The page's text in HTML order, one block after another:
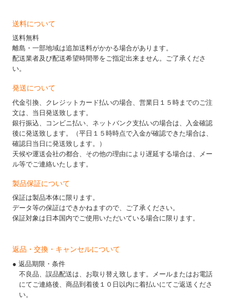
送料について
送料無料
離島・一部地域は追加送料がかかる場合があります。
配送業者及び配送希望時間帯をご指定出来ません。ご了承くださ
い。
発送について
代金引換、クレジットカード払いの場合、営業日１５時までのご注
文は、当日発送致します。
銀行振込、コンビニ払い、ネットバンク支払いの場合は、入金確認
後に発送致します。（平日１５時時点で入金が確認できた場合は、
確認日当日に発送致します。）
天候や運送会社の都合、その他の理由により遅延する場合は、メー
ル等でご連絡いたします。
製品保証について
保証は製品本体に限ります。
データ等の保証はできかねますので、ご了承ください。
保証対象は日本国内でご使用いただいている場合に限ります。
返品・交換・キャンセルについて
● 返品期限・条件
不良品、誤品配送は、お取り替え致します。メールまたはお電話
にてご連絡後、商品到着後１０日以内に着払いにてご返送くださ
い。